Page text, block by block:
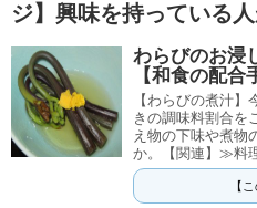
ジ】興味を持っている
わらびのお浸
【和食の配合
【わらびの煮汁
きの調味料割合を
え物の下味や煮物
か。【関連】≫料
【